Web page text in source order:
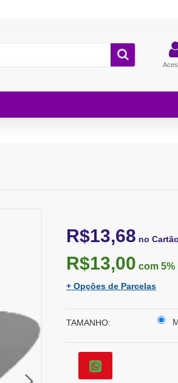
R$13,68 no
R$13,00 com 5%
+ Opções de Parcelas
TAMANHO: